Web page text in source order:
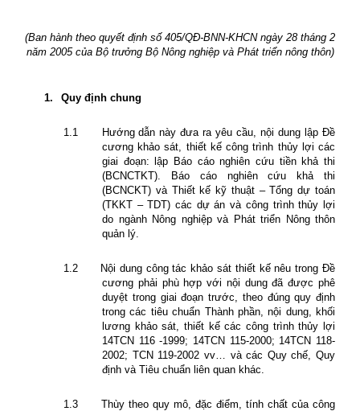
(Ban hành theo quyết định số 405/QĐ-BNN-KHCN ngày 28 tháng 2
năm 2005 của Bộ trưởng Bộ Nông nghiệp và Phát triển nông thôn)
1. Quy định chung
1.1
Hướng dẫn này đưa ra yêu cầu, nội dung lập Đề
cương khảo sát, thiết kế công trình thủy lợi các
giai đoạn: lập Báo cáo nghiên cứu tiền khả thi
(BCNCTKT). Báo cáo nghiên cứu khả thi
(BCNCKT) và Thiết kế kỹ thuật – Tổng dự toán
(TKKT – TDT) các dự án và công trình thủy lợi
do ngành Nông nghiệp và Phát triển Nông thôn
quản lý.
1.2
Nội dung công tác khảo sát thiết kế nêu trong Đề
cương phải phù hợp với nội dung đã được phê
duyệt trong giai đoạn trước, theo đúng quy định
trong các tiêu chuẩn Thành phần, nội dung, khối
lương khảo sát, thiết kế các công trình thủy lợi
14TCN 116 -1999; 14TCN 115-2000; 14TCN 118-
2002; TCN 119-2002 vv… và các Quy chế, Quy
định và Tiêu chuẩn liên quan khác.
1.3
Thùy theo quy mô, đặc điểm, tính chất của công